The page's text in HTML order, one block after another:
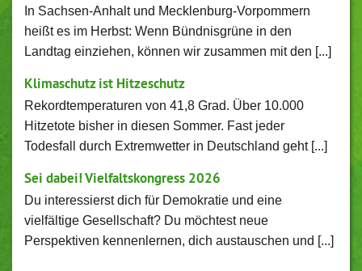
In Sachsen-Anhalt und Mecklenburg-Vorpommern
heißt es im Herbst: Wenn Bündnisgrüne in den
Landtag einziehen, können wir zusammen mit den [...]
Klimaschutz ist Hitzeschutz
Rekordtemperaturen von 41,8 Grad. Über 10.000
Hitzetote bisher in diesen Sommer. Fast jeder
Todesfall durch Extremwetter in Deutschland geht [...]
Sei dabei! Vielfaltskongress 2026
Du interessierst dich für Demokratie und eine
vielfältige Gesellschaft? Du möchtest neue
Perspektiven kennenlernen, dich austauschen und [...]